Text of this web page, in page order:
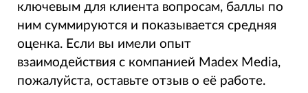
ключевым для клиента вопросам, баллы по
ним суммируются и показывается средняя
оценка. Если вы имели опыт
взаимодействия с компанией Madex Media,
пожалуйста, оставьте отзыв о её работе.